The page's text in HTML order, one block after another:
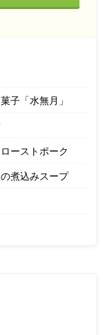
子「水無月」
ーストポーク
煮込みスープ